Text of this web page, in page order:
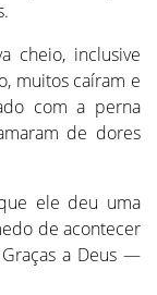
cheio, inclusive
muitos caíram e
com a perna
de dores
ele deu uma
de acontecer
a Deus —